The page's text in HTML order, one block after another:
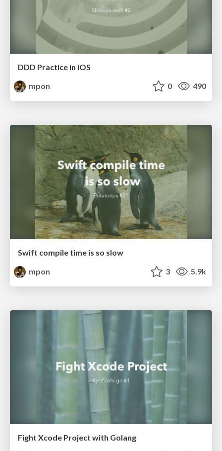
DDD Practice in iOS
mpon
0 490
Swift compile time is so slow
mpon
3 5.9k
Fight Xcode Project with Golang